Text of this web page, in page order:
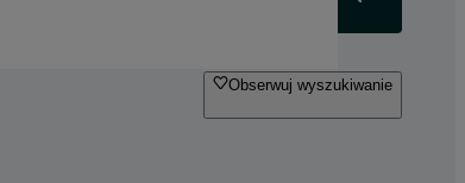
Obserwuj wyszukiwanie